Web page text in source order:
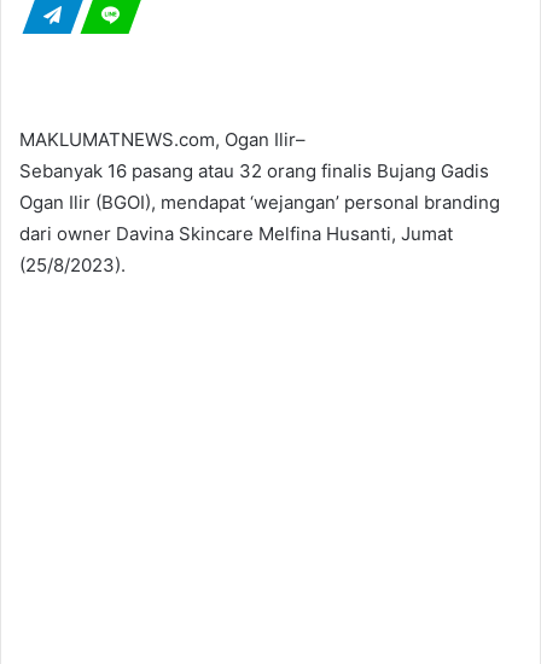
MAKLUMATNEWS.com, Ogan Ilir–
Sebanyak 16 pasang atau 32 orang finalis Bujang Gadis
Ogan Ilir (BGOI), mendapat ‘wejangan’ personal branding
dari owner Davina Skincare Melfina Husanti, Jumat
(25/8/2023).